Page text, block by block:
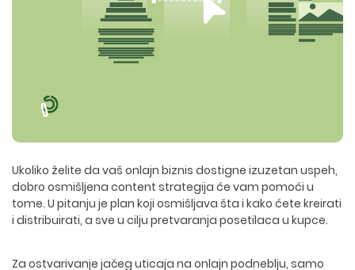
Ukoliko želite da vaš onlajn biznis dostigne izuzetan uspeh,
dobro osmišljena content strategija će vam pomoći u
tome. U pitanju je plan koji osmišljava šta i kako ćete kreirati
i distribuirati, a sve u cilju pretvaranja posetilaca u kupce.
Za ostvarivanje jačeg uticaja na onlajn podneblju, samo